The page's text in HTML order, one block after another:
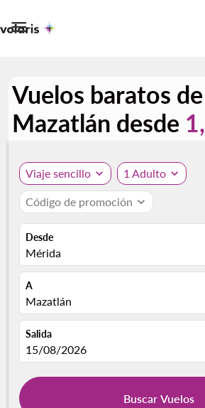

Vuelos baratos
Mazatlán desde
Viaje sencillo expand_more 1 Adulto expand_more
Código de promoción expand_more
Desde
Mérida
A
Mazatlán
Salida
fc-booking-departure-date-aria-label
15/08/2026
Buscar Vuelos